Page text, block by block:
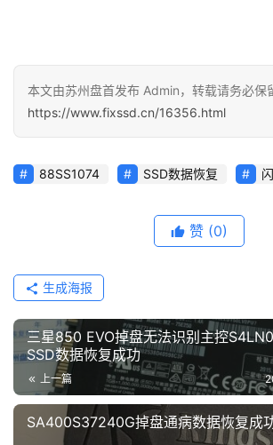
本文由苏州盘首发布 Admin，转载请务必保
https://www.fixssd.cn/16356.html
88SS1074 SSD数据恢复
赞 (0)
生成海报
三星850 EVO掉盘无法识别主控
SSD数据恢复成功
上一篇
SA400S37240G掉盘通病数据恢复成